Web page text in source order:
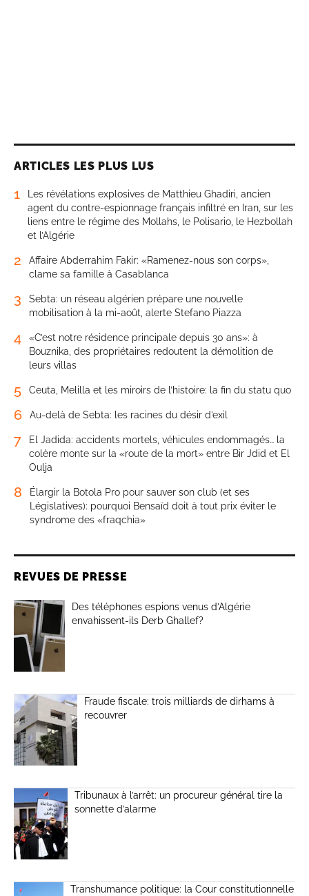
ARTICLES LES PLUS LUS
1
Les révélations explosives de Matthieu Ghadiri, ancien
agent du contre-espionnage français infiltré en Iran, sur les
liens entre le régime des Mollahs, le Polisario, le Hezbollah
et l’Algérie
2
Affaire Abderrahim Fakir: «Ramenez-nous son corps»,
clame sa famille à Casablanca
3
Sebta: un réseau algérien prépare une nouvelle
mobilisation à la mi-août, alerte Stefano Piazza
4
«C’est notre résidence principale depuis 30 ans»: à
Bouznika, des propriétaires redoutent la démolition de
leurs villas
5 Ceuta, Melilla et les miroirs de l’histoire: la fin du statu quo
6 Au-delà de Sebta: les racines du désir d’exil
7
El Jadida: accidents mortels, véhicules endommagés… la
colère monte sur la «route de la mort» entre Bir Jdid et El
Oulja
8
Élargir la Botola Pro pour sauver son club (et ses
Législatives): pourquoi Bensaïd doit à tout prix éviter le
syndrome des «fraqchia»
REVUES DE PRESSE
Des téléphones espions venus d’Algérie
envahissent-ils Derb Ghallef?
Fraude fiscale: trois milliards de dirhams à
recouvrer
Tribunaux à l’arrêt: un procureur général tire la
sonnette d’alarme
Transhumance politique: la Cour constitutionnelle